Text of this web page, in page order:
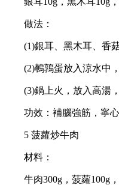
做法：
(1)銀耳、黑木耳、香菇
(2)鵪鶉蛋放入涼水中，
(3)鍋上火，放入高湯，
功效：補腦強筋，寧心
5 菠蘿炒牛肉
材料：
牛肉300g，菠蘿100g，